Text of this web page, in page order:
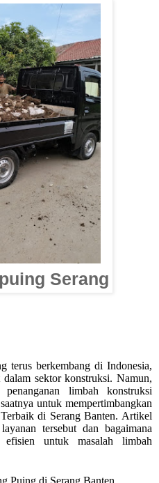
Serang
terus berkembang di Indonesia,
dalam sektor konstruksi. Namun,
limbah konstruksi
untuk mempertimbangkan
di Serang Banten. Artikel
tersebut dan bagaimana
untuk masalah limbah
Puing di Serang Banten